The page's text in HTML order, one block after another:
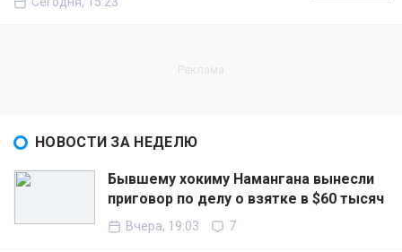
НОВОСТИ ЗА НЕДЕЛЮ
Бывшему хокиму Намангана вынесли
приговор по делу о взятке в $60 тысяч
Вчера, 19:03 7